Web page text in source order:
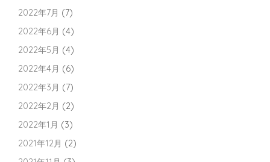
2022年7月 (7)
2022年6月 (4)
2022年5月 (4)
2022年4月 (6)
2022年3月 (7)
2022年2月 (2)
2022年1月 (3)
2021年12月 (2)